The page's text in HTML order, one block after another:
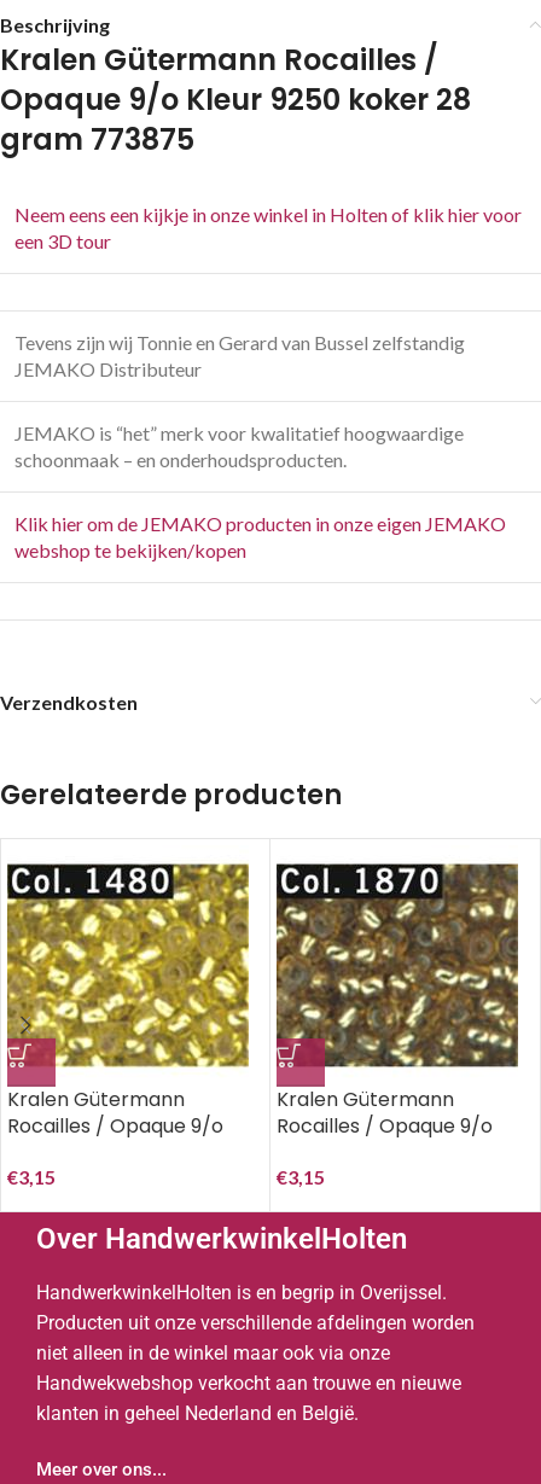
Beschrijving
Kralen Gütermann Rocailles /
Opaque 9/o Kleur 9250 koker 28
gram 773875
Neem eens een kijkje in onze winkel in Holten of klik hier voor
een 3D tour
Tevens zijn wij Tonnie en Gerard van Bussel zelfstandig
JEMAKO Distributeur
JEMAKO is “het” merk voor kwalitatief hoogwaardige
schoonmaak – en onderhoudsproducten.
Klik hier om de JEMAKO producten in onze eigen JEMAKO
webshop te bekijken/kopen
Verzendkosten
Gerelateerde producten
Kralen Gütermann
Rocailles / Opaque 9/o
773875.
€3,15
Kralen Gütermann
Rocailles / Opaque 9/o
773875.
€3,15
Over HandwerkwinkelHolten
HandwerkwinkelHolten is en begrip in Overijssel.
Producten uit onze verschillende afdelingen worden
niet alleen in de winkel maar ook via onze
Handwekwebshop verkocht aan trouwe en nieuwe
klanten in geheel Nederland en België.
Meer over ons...